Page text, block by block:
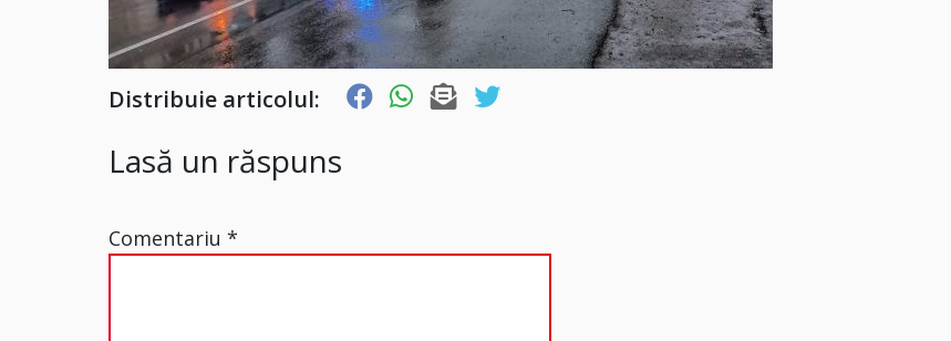
Distribuie articolul:
Lasă un răspuns
Comentariu*